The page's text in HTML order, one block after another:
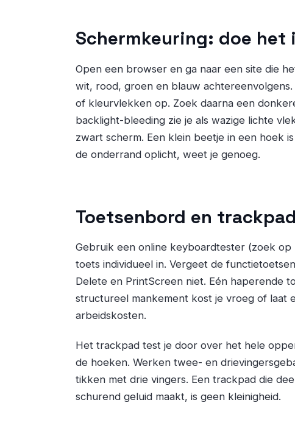
Schermkeuring: doe het
Open een browser en ga naar een site die
wit, rood, groen en blauw
of kleurvlekken op. Zoek daarna een
backlight-bleeding zie je als wazige lichte
zwart scherm. Een klein beetje in een hoek
de onderrand oplicht, weet je genoeg.
Toetsenbord en
Gebruik een online keyboardtester (zoek op
toets individueel in. Vergeet de
Delete en PrintScreen niet. Eén haperende
structureel mankement kost je vroeg of laat
arbeidskosten.
Het trackpad test je door over het hele
de hoeken. Werken twee- en
tikken met drie vingers. Een trackpad die
schurend geluid maakt, is geen kleinigheid.